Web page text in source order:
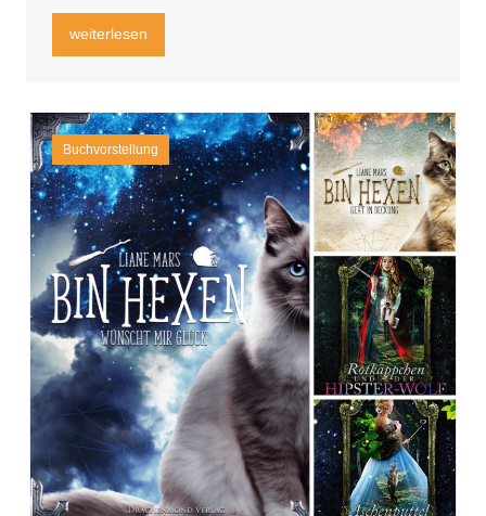
„Rezension von Bin Hexen geht in Deckung!“
weiterlesen
Buchvorstellung